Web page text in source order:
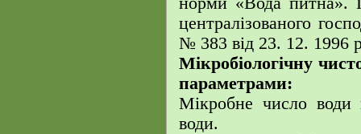
централізованого
№ 383 від 23. 12. 1996
Мікробіологічну
параметрами:
Мікробне число води
води.